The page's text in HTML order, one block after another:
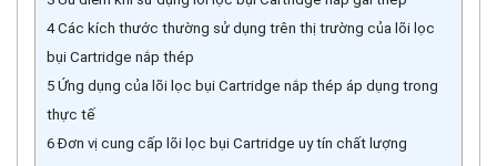
4Các kích thước thường sử dụng trên thị trường của lõi lọc
bụi Cartridge nắp thép
5 Ứng dụng của lõi lọc bụi Cartridge nắp thép áp dụng trong
thực tế
6Đơn vị cung cấp lõi lọc bụi Cartridge uy tín chất lượng